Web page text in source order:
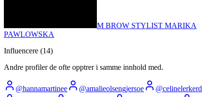
M BROW STYLIST MARIKA
PAWLOWSKA
Influencere (14)
Andre profiler de ofte opptrer i samme innhold med.
@hannamartinee @amalieolsengjersoe @celinelerkerd